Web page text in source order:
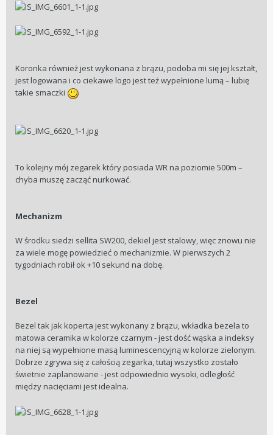
Koronka również jest wykonana z brązu, podoba mi się jej kształt,
jest logowana i co ciekawe logo jest też wypełnione lumą – lubię
takie smaczki
To kolejny mój zegarek który posiada WR na poziomie 500m –
chyba muszę zacząć nurkować.
Mechanizm
W środku siedzi sellita SW200, dekiel jest stalowy, więc znowu nie
za wiele mogę powiedzieć o mechanizmie. W pierwszych 2
tygodniach robił ok +10 sekund na dobę.
Bezel
Bezel tak jak koperta jest wykonany z brązu, wkładka bezela to
matowa ceramika w kolorze czarnym - jest dość wąska a indeksy
na niej są wypełnione masą luminescencyjną w kolorze zielonym.
Dobrze zgrywa się z całością zegarka, tutaj wszystko zostało
świetnie zaplanowane - jest odpowiednio wysoki, odległość
między nacięciami jest idealna.